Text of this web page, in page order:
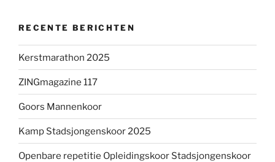
RECENTE BERICHTEN
Kerstmarathon 2025
ZINGmagazine 117
Goors Mannenkoor
Kamp Stadsjongenskoor 2025
Openbare repetitie Opleidingskoor Stadsjongenskoor